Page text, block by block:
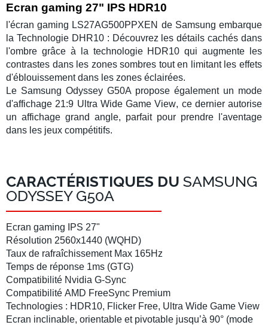
Ecran gaming 27" IPS HDR10
l'écran gaming LS27AG500PPXEN de Samsung embarque
la Technologie DHR10 : Découvrez les détails cachés dans
l'ombre grâce à la technologie HDR10qui augmente les
contrastes dans les zones sombres tout en limitant les effets
d'éblouissement dans les zones éclairées.
Le Samsung Odyssey G50A propose également un mode
d'affichage 21:9 Ultra Wide Game View, ce dernier autorise
un affichage grand angle, parfait pour prendre l'aventage
dans les jeux compétitifs.
CARACTÉRISTIQUES DU SAMSUNG
ODYSSEY G50A
Ecran gaming IPS 27"
Résolution 2560x1440 (WQHD)
Taux de rafraîchissement Max 165Hz
Temps de réponse 1ms (GTG)
Compatibilité Nvidia G-Sync
Compatibilité AMD FreeSync Premium
Technologies : HDR10, Flicker Free, Ultra Wide Game View
Ecran inclinable, orientable et pivotable jusqu’à 90° (mode